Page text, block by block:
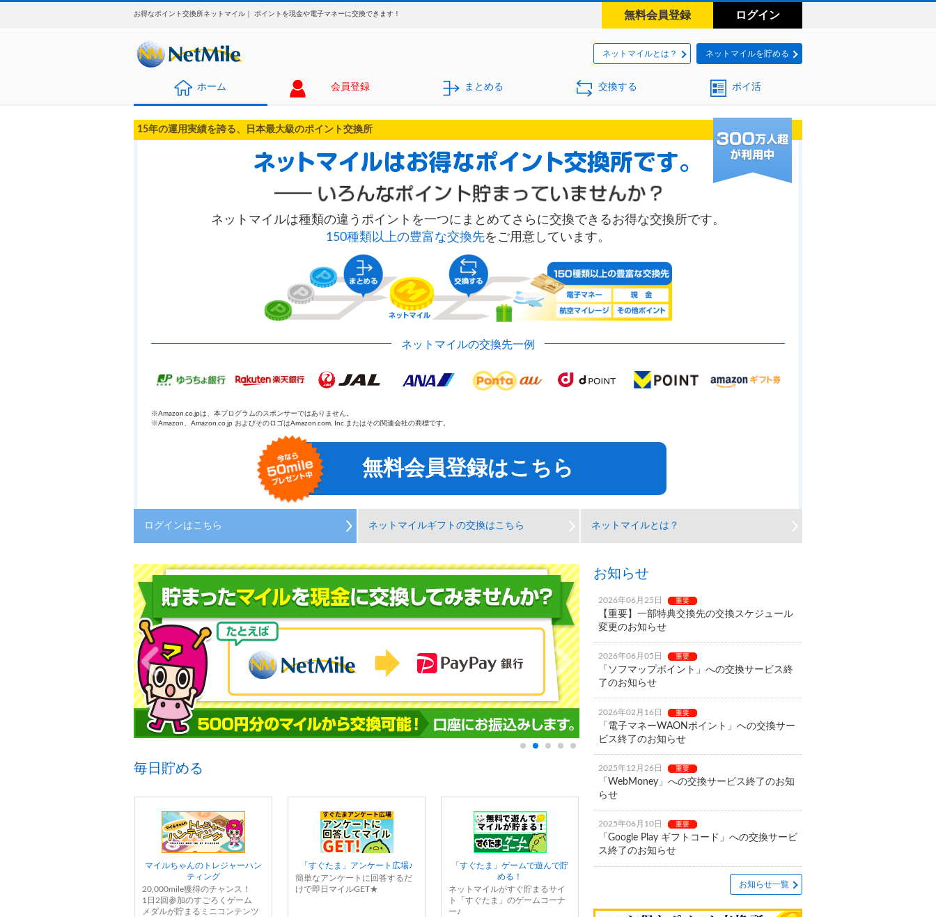
お得なポイント交換所ネットマイル｜ ポイントを現金や電子マネーに交換できます！ 無料会員登録 ログイン
ネットマイルとは？ ネットマイルを貯める
ホーム 会員登録 まとめる 交換する ポイ活
15年の運用実績を誇る、日本最大級のポイント交換所
ネットマイルは種類の違うポイントを一つにまとめてさらに交換できるお得な交換所です。
150種類以上の豊富な交換先をご用意しています。
ネットマイルの交換先一例
※Amazon.co.jpは、本プログラムのスポンサーではありません。
※Amazon、Amazon.co.jp およびそのロゴはAmazon.com, Inc.またはその関連会社の商標です。
無料会員登録はこちら
ログインはこちら ネットマイルギフトの交換はこちら ネットマイルとは？
毎日貯める
マイルちゃんのトレジャーハン
ティング
20,000mile獲得のチャンス！
1日2回参加のすごろくゲーム
メダルが貯まるミニコンテンツ
「すぐたま」アンケート広場♪
簡単なアンケートに回答するだ
けで即日マイルGET★
「すぐたま」ゲームで遊んで貯
める！
ネットマイルがすぐ貯まるサイ
ト「すぐたま」のゲームコーナ
ー♪
お知らせ
2026年06月25日 重要
【重要】一部特典交換先の交換スケジュール
変更のお知らせ
2026年06月05日 重要
「ソフマップポイント」への交換サービス終
了のお知らせ
2026年02月16日 重要
「電子マネーWAONポイント」への交換サー
ビス終了のお知らせ
2025年12月26日 重要
「WebMoney」への交換サービス終了のお知
らせ
2025年06月10日 重要
「Google Play ギフトコード」への交換サービ
ス終了のお知らせ
お知らせ一覧